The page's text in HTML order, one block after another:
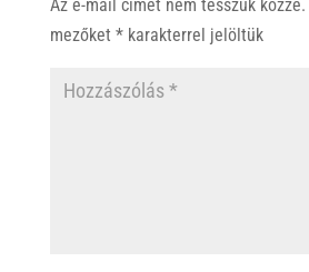
p
k
Az e-mail címet nem tesszük közzé.
mezőket *karakterrel jelöltük